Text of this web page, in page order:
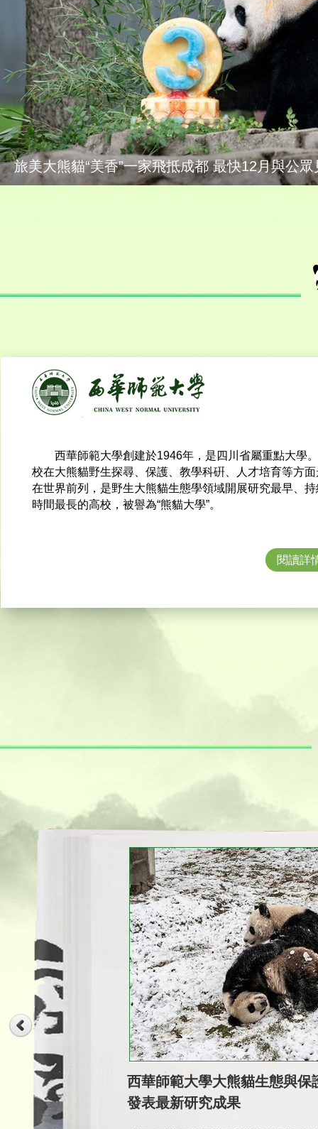
四川：大熊貓野外監測年遇見數上升到185隻
西華師範大學創建於1946年，是四川省屬重點大學
校在大熊貓野生探尋、保護、教學科硏、人才培育等方面
在世界前列，是野生大熊貓生態學領域開展研究最早、持
時間最長的高校，被譽為“熊貓大學”。
閱讀詳
西華師範大學大熊貓生態與保
發表最新研究成果